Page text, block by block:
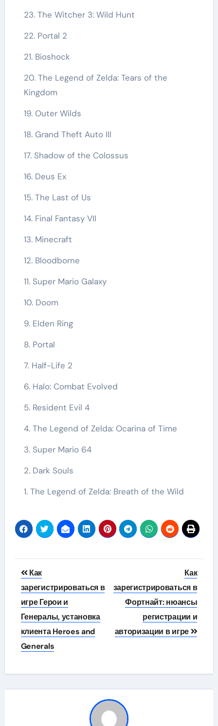
23. The Witcher 3: Wild Hunt
22. Portal 2
21. Bioshock
20. The Legend of Zelda: Tears of the
Kingdom
19. Outer Wilds
18. Grand Theft Auto III
17. Shadow of the Colossus
16. Deus Ex
15. The Last of Us
14. Final Fantasy VII
13. Minecraft
12. Bloodborne
11. Super Mario Galaxy
10. Doom
9. Elden Ring
8. Portal
7. Half-Life 2
6. Halo: Combat Evolved
5. Resident Evil 4
4. The Legend of Zelda: Ocarina of Time
3. Super Mario 64
2. Dark Souls
1. The Legend of Zelda: Breath of the Wild
Навигация
по
записям
Как
зарегистрироваться в
игре Герои и
Генералы, установка
клиента Heroes and
Generals
Как
зарегистрироваться в
Фортнайт: нюансы
регистрации и
авторизации в игре